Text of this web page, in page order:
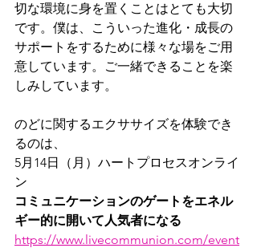
切な環境に身を置くことはとても大切
です。僕は、こういった進化・成長の
サポートをするために様々な場をご用
意しています。ご一緒できることを楽
しみしています。
のどに関するエクササイズを体験でき
るのは、
5月14日（月）ハートプロセスオンライ
ン
コミュニケーションのゲートをエネル
ギー的に開いて人気者になる
https://www.livecommunion.com/event